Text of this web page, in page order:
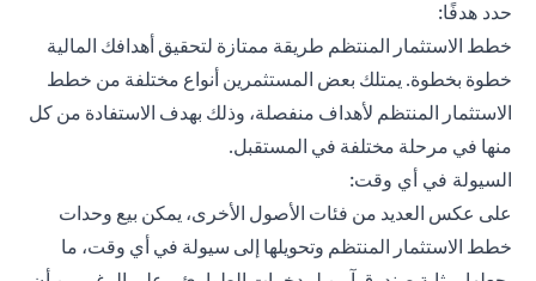
حدد هدفًا:
خطط الاستثمار المنتظم طريقة ممتازة لتحقيق أهدافك المالية
خطوة بخطوة. يمتلك بعض المستثمرين أنواع مختلفة من خطط
الاستثمار المنتظم لأهداف منفصلة، وذلك بهدف الاستفادة من كل
منها في مرحلة مختلفة في المستقبل.
السيولة في أي وقت:
على عكس العديد من فئات الأصول الأخرى، يمكن بيع وحدات
خطط الاستثمار المنتظم وتحويلها إلى سيولة في أي وقت، ما